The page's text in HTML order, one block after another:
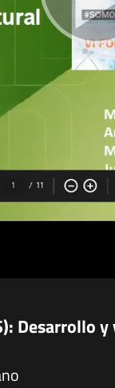
Desarrollo